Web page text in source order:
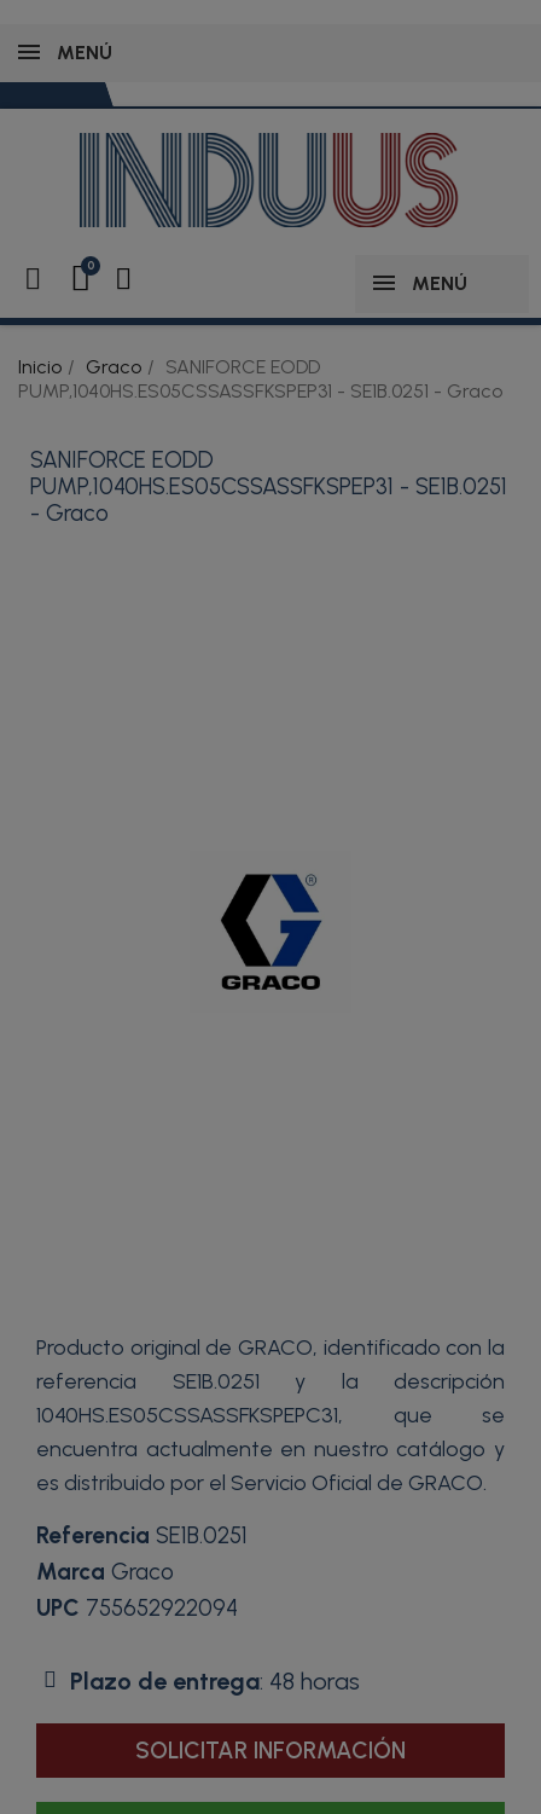
MENÚ
MENÚ
Inicio Graco
SANIFORCE EODD
PUMP,1040HS.ES05CSSASSFKSPEP31 - SE1B.0251 - Graco
SANIFORCE EODD
PUMP,1040HS.ES05CSSASSFKSPEP31 - SE1B.0251
- Graco
Producto original de GRACO, identificado con la
referencia SE1B.0251 y la descripción
1040HS.ES05CSSASSFKSPEPC31, que se
encuentra actualmente en nuestro catálogo y
es distribuido por el Servicio Oficial de GRACO.
Referencia SE1B.0251
Marca Graco
UPC 755652922094
Plazo de entrega: 48 horas
SOLICITAR INFORMACIÓN